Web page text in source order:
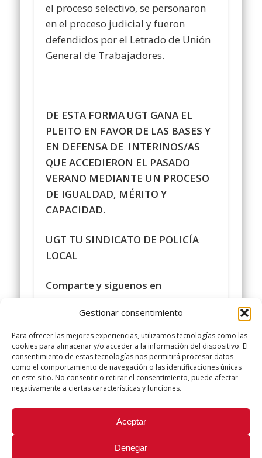
Gestionar consentimiento
Para ofrecer las mejores experiencias, utilizamos tecnologías como las
cookies para almacenar y/o acceder a la información del dispositivo. El
consentimiento de estas tecnologías nos permitirá procesar datos
como el comportamiento de navegación o las identificaciones únicas
en este sitio. No consentir o retirar el consentimiento, puede afectar
negativamente a ciertas características y funciones.
Aceptar
Denegar
el proceso selectivo, se personaron
en el proceso judicial y fueron
defendidos por el Letrado de Unión
General de Trabajadores.
DE ESTA FORMA UGT GANA EL
PLEITO EN FAVOR DE LAS BASES Y
EN DEFENSA DE INTERINOS/AS
QUE ACCEDIERON EL PASADO
VERANO MEDIANTE UN PROCESO
DE IGUALDAD, MÉRITO Y
CAPACIDAD.
UGT TU SINDICATO DE POLICÍA
LOCAL
Comparte y siguenos en
https://www.facebook.com/policialocalugt/
#sindicatopolicialocalugt#UGT
+SINDICATO POLICIA LOCAL UGT
twitter.com/UGTPoliciaLocal
http://www.policialocalugt
Did you like this article? Share it with your friends!